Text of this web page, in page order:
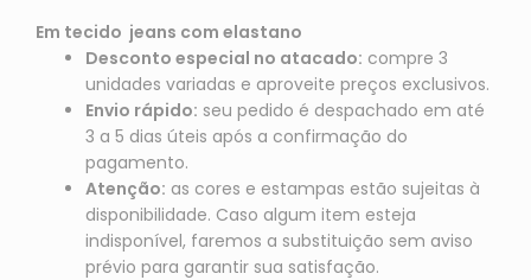
Em tecido jeans com elastano
Desconto especial no atacado: compre 3
unidades variadas e aproveite preços exclusivos.
Envio rápido: seu pedido é despachado em até
3 a 5 dias úteis após a confirmação do
pagamento.
Atenção: as cores e estampas estão sujeitas à
disponibilidade. Caso algum item esteja
indisponível, faremos a substituição sem aviso
prévio para garantir sua satisfação.